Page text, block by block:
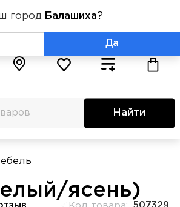
+7 (800) 775-71-06
Найти
ясень)
город Балашиха?
Да